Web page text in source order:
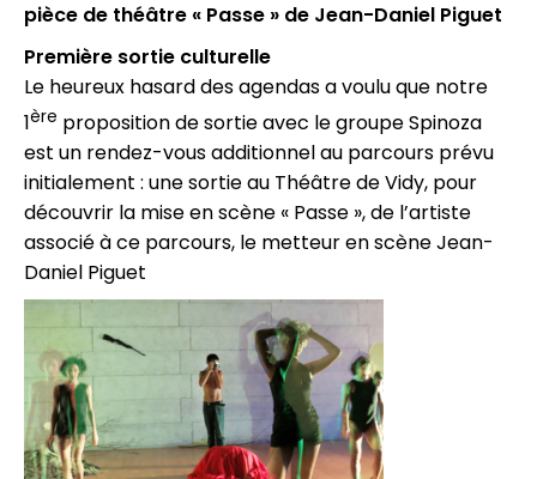
pièce de théâtre « Passe » de Jean-Daniel Piguet
Première sortie culturelle
Le heureux hasard des agendas a voulu que notre
1ère proposition de sortie avec le groupe Spinoza
est un rendez-vous additionnel au parcours prévu
initialement : une sortie au Théâtre de Vidy, pour
découvrir la mise en scène « Passe », de l’artiste
associé à ce parcours, le metteur en scène Jean-
Daniel Piguet